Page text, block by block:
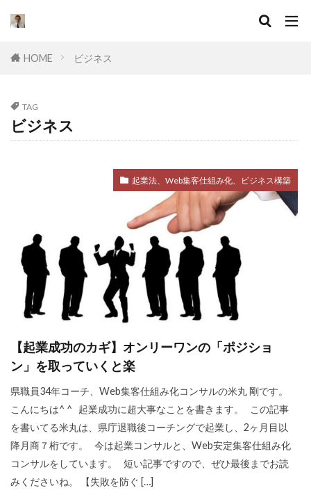
HOME ビジネス
TAG
ビジネス
起業法、Web集客仕組み化、ビジネス構築
【起業成功のカギ】オンリーワンの「ポジショ
ン」を取っていくと楽
県職員34年コーチ、Web集客仕組み化コンサルの米丸 剛です。
こんにちは^ ^ 起業成功に超大事なことを書きます。 この記事
を書いてる米丸は、県庁退職後コーチングで起業し、2ヶ月目以
降月商７桁です。 今は起業コンサルと、Web安定集客仕組み化
コンサルをしています。 短い記事ですので、ぜひ最後までお読
みくださいね。 【失敗を防ぐ […]
カテゴリー
タグ
ドラッカー
実態
挫折
口コミ
コンサル
起業したい
Facebook広告
プログラミング
オワコン
理由
脱サラ
ポジショニング
分野
YouTube広告
動画 スキル
学ぶ
フリーランス
達成できない
公務員 ビジネス
対策
営業
確定申告
Webマーケティング
独立
成功
個人事業